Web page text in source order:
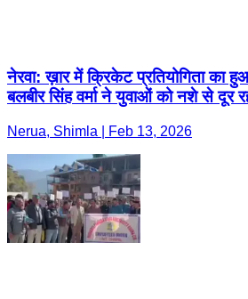
नेरवा: ख़ार में क्रिकेट प्रतियोगिता का
बलबीर सिंह वर्मा ने युवाओं को नशे से दूर
Nerua, Shimla | Feb 13, 2026